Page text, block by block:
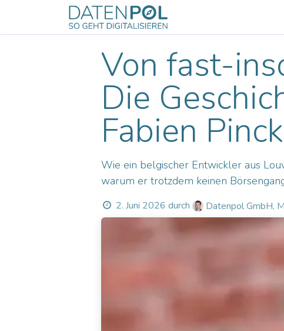
Zum Inhalt springen
Von fast-
Die
Fabien
Wie ein belgischer Entwickler aus
warum er trotzdem keinen
2. Juni 2026 durch Datenpol GmbH,